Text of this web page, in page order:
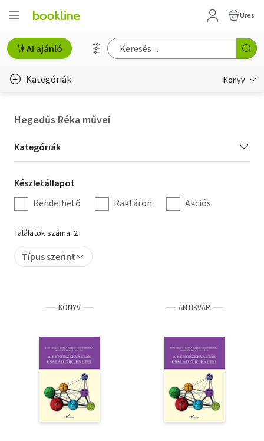
Üres
AI ajánló
Kategóriák Könyv
Hobbi, szabadidő
Irodalom
Művészet
Szakkönyv
Tankönyv, segédkönyv
Társadalomtudomány
Természettudomány
Történelem
Hegedűs Réka művei
Kategória
szűrés
Kategóriák
Készletállapot
szűrés
Készletállapot
Rendelhető
Raktáron Akciós
Találatok száma: 2
Típus szerint
KÖNYV ANTIKVÁR